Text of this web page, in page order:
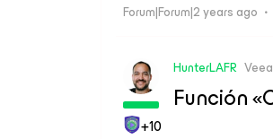
Forum|Forum|2 years ago
+10
HunterLAFR
Función